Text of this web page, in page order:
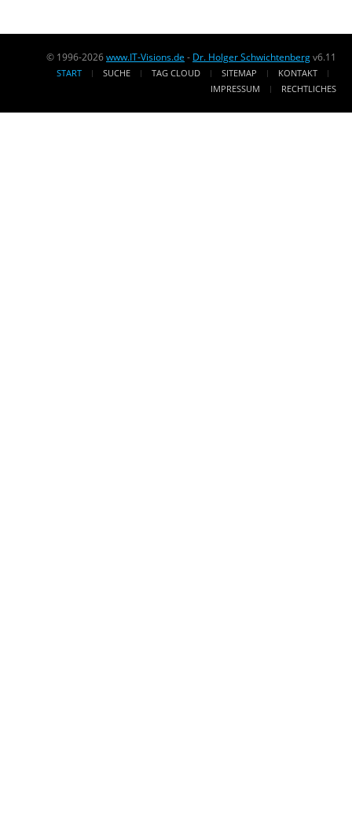
© 1996-2026www.IT-Visions.de - Dr. Holger Schwichtenbergv6.11
START SUCHE TAG CLOUD SITEMAP
KONTAKT
IMPRESSUM
RECHTLICHES